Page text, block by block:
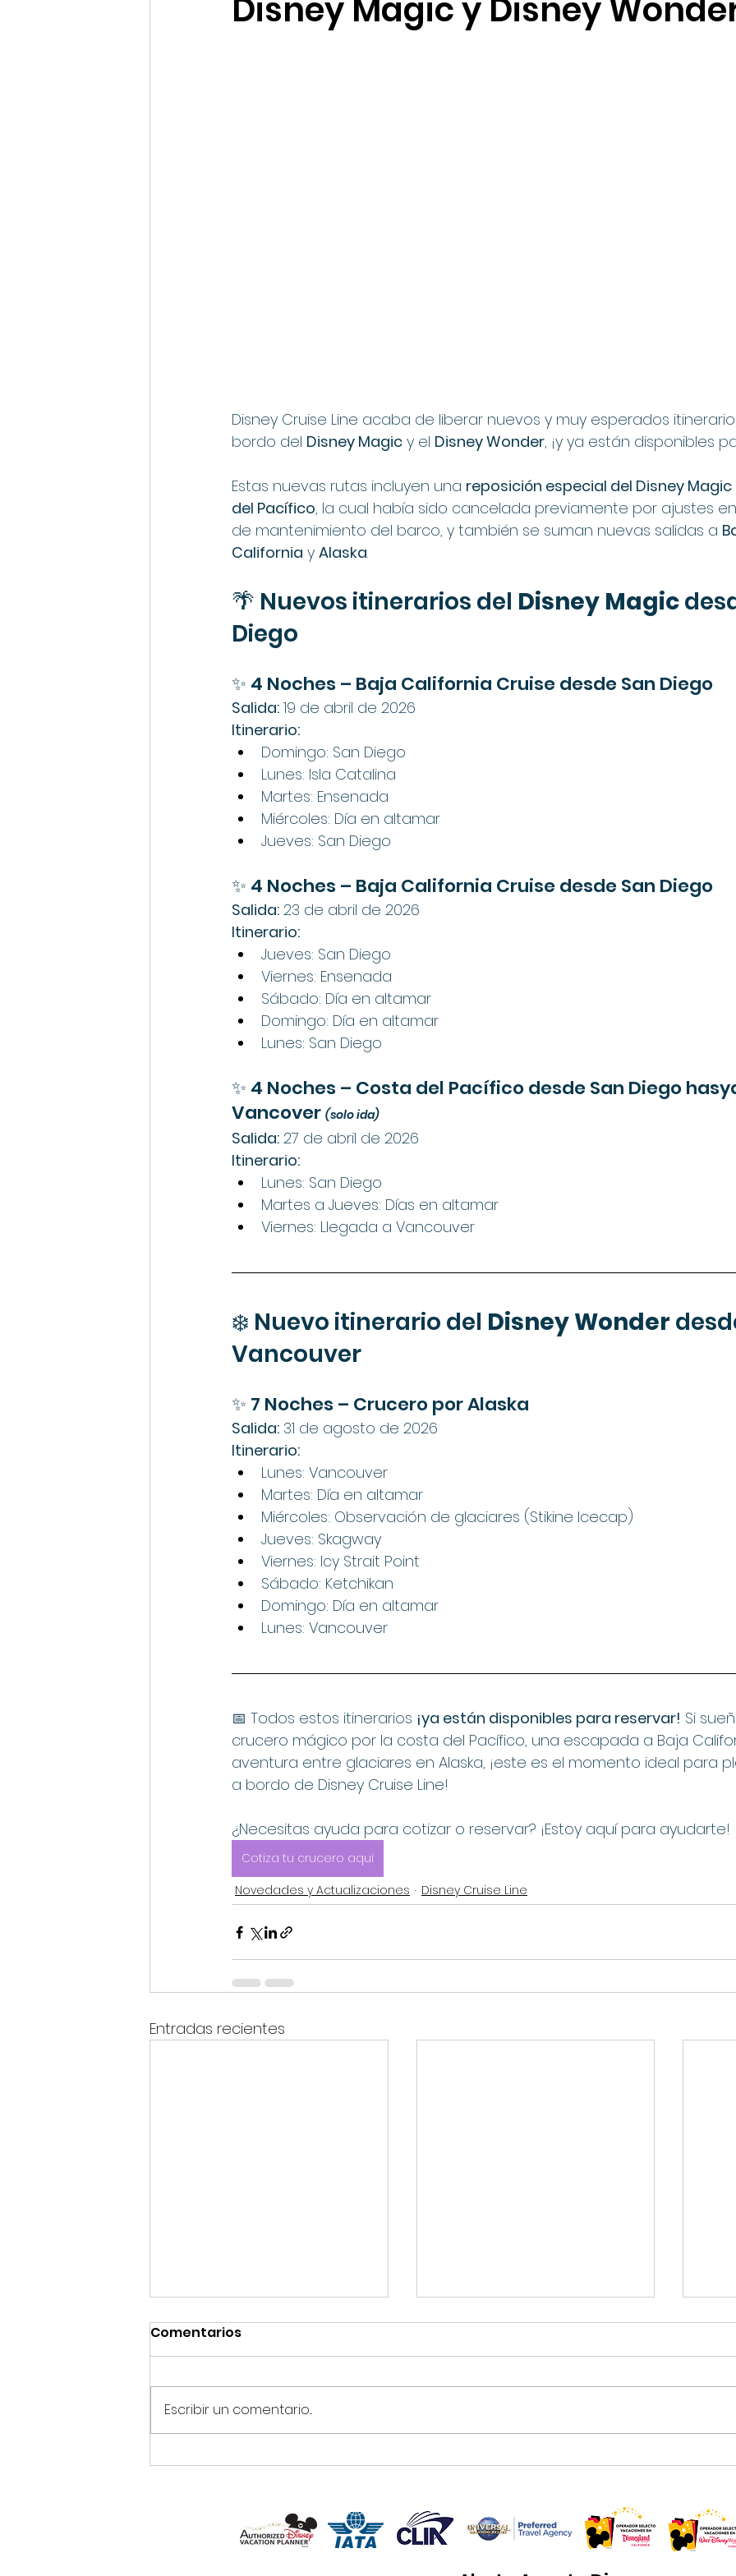
Disney Magic y Disney
Disney Cruise Line acaba de liberar nuevos y muy esperados
bordo del Disney Magic y el Disney Wonder, ¡y ya están disponibles
Estas nuevas rutas incluyen una reposición especial del Disney
del Pacífico, la cual había sido cancelada previamente por ajustes
de mantenimiento del barco, y también se suman nuevas salidas a
California y Alaska.
🌴 Nuevos itinerarios del Disney Magic
Diego
✨ 4 Noches – Baja California Cruise desde San Diego
Salida: 19 de abril de 2026
Itinerario:
Domingo: San Diego
Lunes: Isla Catalina
Martes: Ensenada
Miércoles: Día en altamar
Jueves: San Diego
✨ 4 Noches – Baja California Cruise desde San Diego
Salida: 23 de abril de 2026
Itinerario:
Jueves: San Diego
Viernes: Ensenada
Sábado: Día en altamar
Domingo: Día en altamar
Lunes: San Diego
✨ 4 Noches – Costa del Pacífico desde San Diego
Vancover (solo ida)
Salida: 27 de abril de 2026
Itinerario:
Lunes: San Diego
Martes a Jueves: Días en altamar
Viernes: Llegada a Vancouver
❄️ Nuevo itinerario del Disney Wonder
Vancouver
✨ 7 Noches – Crucero por Alaska
Salida: 31 de agosto de 2026
Itinerario:
Lunes: Vancouver
Martes: Día en altamar
Miércoles: Observación de glaciares (Stikine Icecap)
Jueves: Skagway
Viernes: Icy Strait Point
Sábado: Ketchikan
Domingo: Día en altamar
Lunes: Vancouver
📅 Todos estos itinerarios ¡ya están disponibles para reservar! Si
crucero mágico por la costa del Pacífico, una escapada a Baja
aventura entre glaciares en Alaska, ¡este es el momento ideal para
a bordo de Disney Cruise Line!
¿Necesitas ayuda para cotizar o reservar? ¡Estoy aquí para ayudarte!
Cotiza tu crucero aquí
Novedades y Actualizaciones
Disney Cruise Line
Entradas recientes
🎃 Mickey’s Not-So-Scary
snacks, postres y
bebidas especiales
🎄 La Navidad en
ya tiene fechas oficiales
Mis
✨
Comentarios
Escribir un comentario...